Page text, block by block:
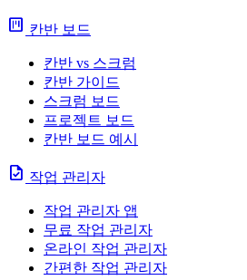
view_kanban 칸반 보드
칸반 vs 스크럼
칸반 가이드
스크럼 보드
프로젝트 보드
칸반 보드 예시
task 작업 관리자
작업 관리자 앱
무료 작업 관리자
온라인 작업 관리자
간편한 작업 관리자